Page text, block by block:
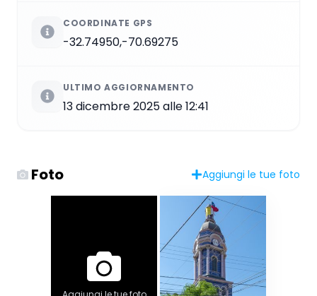
COORDINATE GPS
-32.74950,-70.69275
ULTIMO AGGIORNAMENTO
13 dicembre 2025 alle 12:41
Foto Aggiungi le tue foto